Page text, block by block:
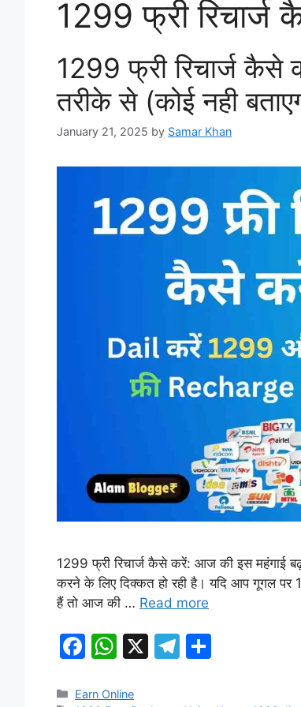
1299 फ्री रिचार्ज
1299 फ्री रिचार्ज कैसे
तरीके से (कोई नही
January 21, 2025 by Samar Khan
1299 फ्री रिचार्ज कैसे करें: आज की इस महंगाई
करने के लिए दिक्कत हो रही है। यदि आप गूगल
हैं तो आज की … Read more
F
c
W
at
X
T
Categories
Earn Online